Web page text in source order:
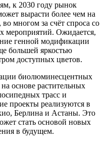
к 2030 году рынок
вырасти более чем на
многом за счёт спроса со
мероприятий. Ожидается,
генной модификации
большей яркостью
доступных цветов.
биолюминесцентных
основе растительных
трасс и
проекты реализуются в
Берлина и Астаны. Это
стать основой новых
в будущем.